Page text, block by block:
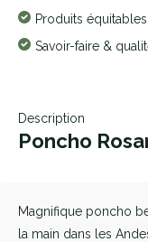
Produits
Savoir-faire &
Description
Poncho
Magnifique poncho
la main dans les